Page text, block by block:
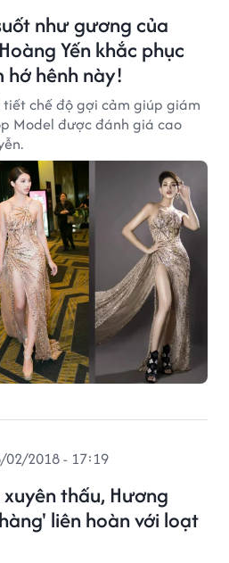
như gương của
Yến khắc phục
hênh này!
tiết chế độ gợi cảm giúp giám
Model được đánh giá cao
thấu, Hương
liên hoàn với loạt
02/2018 - 17:19